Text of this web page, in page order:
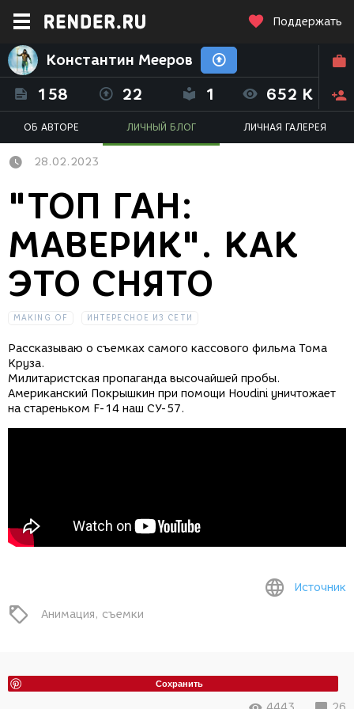
Поддержать
Константин Мееров
158 22 1 652 K
ОБ АВТОРЕ ЛИЧНЫЙ БЛОГ ЛИЧНАЯ ГАЛЕРЕЯ
28.02.2023
"ТОП ГАН:
МАВЕРИК". КАК
ЭТО СНЯТО
MAKING OF ИНТЕРЕСНОЕ ИЗ СЕТИ
Рассказываю о съемках самого кассового фильма Тома
Круза.
Милитаристская пропаганда высочайшей пробы.
Американский Покрышкин при помощи Houdini уничтожает
на стареньком F-14 наш CУ-57.
Источник
Анимация
съемки
Сохранить